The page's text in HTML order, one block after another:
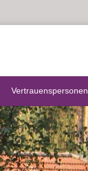
Vertrauenspersonen